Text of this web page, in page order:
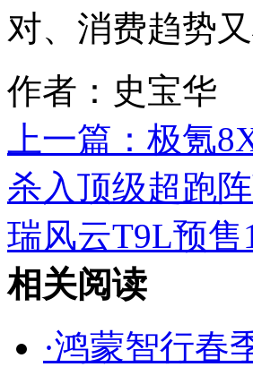
对、消费趋势
作者：史宝华
上一篇： 极氪
杀入顶级超跑阵
瑞风云T9L预售
相关阅读
·鸿蒙智行春